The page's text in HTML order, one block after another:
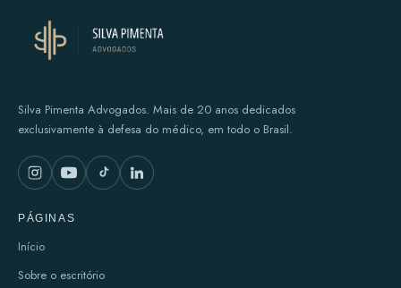
Silva Pimenta Advogados. Mais de 20 anos dedicados
exclusivamente à defesa do médico, em todo o Brasil.
PÁGINAS
Início
Sobre o escritório